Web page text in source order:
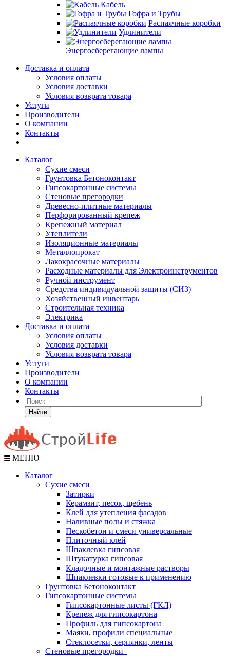
Кабель
Гофра и Трубы
Распаячные коробки
Удлинители
Энергосберегающие лампы
Доставка и оплата
Условия оплаты
Условия доставки
Условия возврата товара
Услуги
Производители
О компании
Контакты
Каталог
Сухие смеси
Грунтовка Бетоноконтакт
Гипсокартонные системы
Стеновые прегородки
Древесно-плитные материалы
Перфорированный крепеж
Крепежный материал
Утеплители
Изоляционные материалы
Металлопрокат
Лакокрасочные материалы
Расходные материалы для Электроинструментов
Ручной инструмент
Средства индивидуальной защиты (СИЗ)
Хозяйственный инвентарь
Строительная техника
Электрика
Доставка и оплата
Условия оплаты
Условия доставки
Условия возврата товара
Услуги
Производители
О компании
Контакты
Найти
МЕНЮ
Каталог
Сухие смеси
Затирки
Керамзит, песок, щебень
Клей для утепления фасадов
Наливные полы и стяжка
Пескобетон и смеси универсальные
Плиточный клей
Шпаклевка гипсовая
Штукатурка гипсовая
Кладочные и монтажные растворы
Шпаклевки готовые к применению
Грунтовка Бетоноконтакт
Гипсокартонные системы
Гипсокартонные листы (ГКЛ)
Крепеж для гипсокартона
Профиль для гипсокартона
Маяки, профили специальные
Стеклосетки, серпянки, ленты
Стеновые прегородки